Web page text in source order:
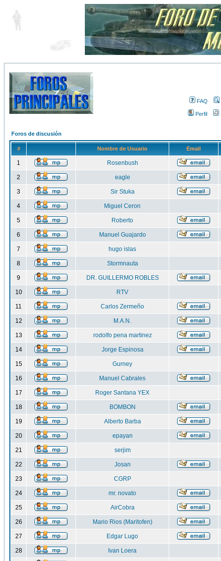
FAQ
Perfil
Foros de discusión
# Nombre de Usuario Email
1 Rosenbush
2 eagle
3 Sir Stuka
4 Miguel Ceron
5 Roberto
6 Manuel Guajardo
7 hugo islas
8 Stormnauta
9 DR. GUILLERMO ROBLES
10 RTV
11 Carlos Zermeño
12 M.A.N.
13 rodolfo pena martinez
14 Jorge Espinosa
15 Gurney
16 Manuel Cabrales
17 Roger Santana YEX
18 BOMBON
19 Alberto Barba
20 epayan
21 serjim
22 Josan
23 CGRP
24 mr. novato
25 AirCobra
26 Mario Rios (Maritofen)
27 Edgar Lugo
28 Ivan Loera